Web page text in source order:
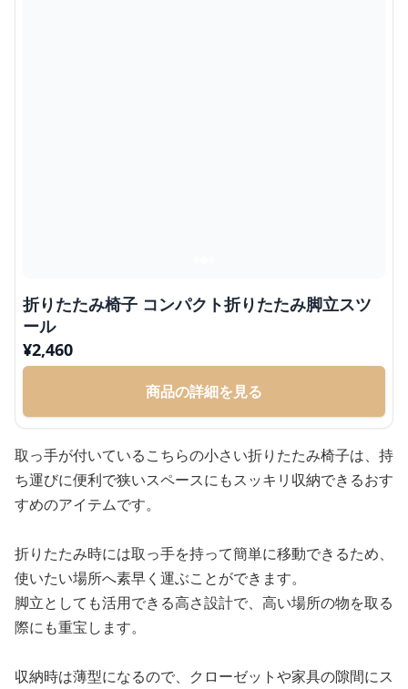
折りたたみ椅子 コンパクト折りたたみ脚立スツ
ール
¥2,460
商品の詳細を見る
取っ手が付いているこちらの小さい折りたたみ椅子は、持
ち運びに便利で狭いスペースにもスッキリ収納できるおす
すめのアイテムです。
折りたたみ時には取っ手を持って簡単に移動できるため、
使いたい場所へ素早く運ぶことができます。
脚立としても活用できる高さ設計で、高い場所の物を取る
際にも重宝します。
収納時は薄型になるので、クローゼットや家具の隙間にス